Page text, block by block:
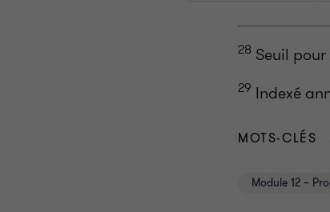
28 Seuil
29 Indexé
MOTS-CLÉS
Module 12 –